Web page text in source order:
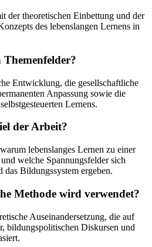
der theoretischen Einbettung und der
des lebenslangen Lernens in
Themenfelder?
Entwicklung, die gesellschaftliche
Anpassung sowie die
Lernens.
der Arbeit?
lebenslanges Lernen zu einer
welche Spannungsfelder sich
Bildungssystem ergeben.
Methode wird verwendet?
Auseinandersetzung, die auf
bildungspolitischen Diskursen und